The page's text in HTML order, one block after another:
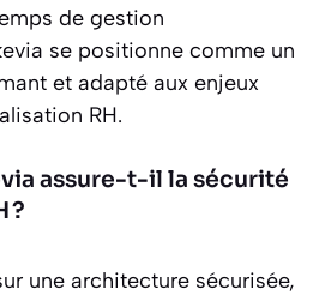
de gestion
se positionne comme un
et adapté aux enjeux
RH.
assure-t-il la sécurité
?
une architecture sécurisée,